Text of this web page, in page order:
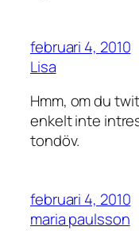
februari 4, 2010
Lisa
Hmm, om du
enkelt inte
tondöv.
februari 4, 2010
maria paulsson